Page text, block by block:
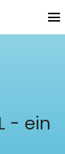
- ein